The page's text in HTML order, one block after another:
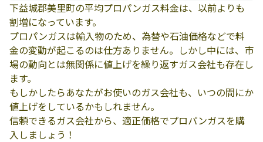
下益城郡美里町の平均プロパンガス料金は、以前よりも
割増になっています。
プロパンガスは輸入物のため、為替や石油価格などで料
金の変動が起こるのは仕方ありません。しかし中には、市
場の動向とは無関係に値上げを繰り返すガス会社も存在し
ます。
もしかしたらあなたがお使いのガス会社も、いつの間にか
値上げをしているかもしれません。
信頼できるガス会社から、適正価格でプロパンガスを購
入しましょう！